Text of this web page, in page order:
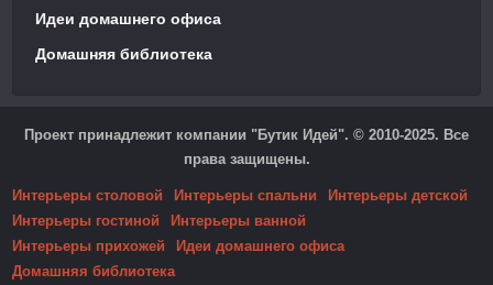
Идеи домашнего офиса
Домашняя библиотека
Проект принадлежит компании "Бутик Идей". © 2010-2025. Все
права защищены.
Интерьеры столовой Интерьеры спальни
Интерьеры детской
Интерьеры гостиной
Интерьеры ванной
Интерьеры прихожей
Идеи домашнего офиса
Домашняя библиотека